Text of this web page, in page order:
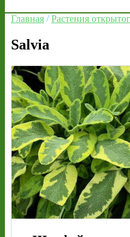
Главная /Растения
Salvia